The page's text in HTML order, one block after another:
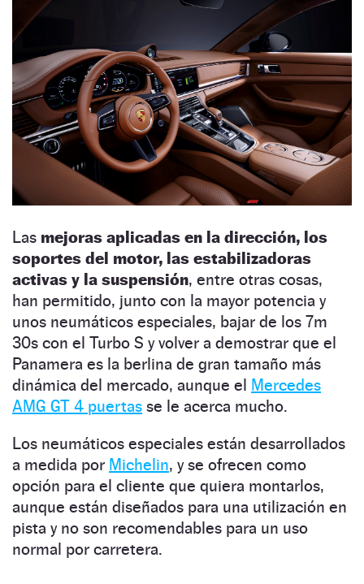
Las mejoras aplicadas en la dirección, los
soportes del motor, las estabilizadoras
activas y la suspensión, entre otras cosas,
han permitido, junto con la mayor potencia y
unos neumáticos especiales, bajar de los 7m
30s con el Turbo S y volver a demostrar que el
Panamera es la berlina de gran tamaño más
dinámica del mercado, aunque el Mercedes
AMG GT 4 puertas se le acerca mucho.
Los neumáticos especiales están desarrollados
a medida por Michelin, y se ofrecen como
opción para el cliente que quiera montarlos,
aunque están diseñados para una utilización en
pista y no son recomendables para un uso
normal por carretera.